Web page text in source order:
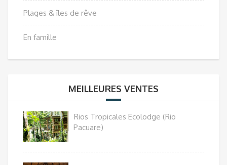
Plages & îles de rêve
En famille
MEILLEURES VENTES
Rios Tropicales Ecolodge (Rio
Pacuare)